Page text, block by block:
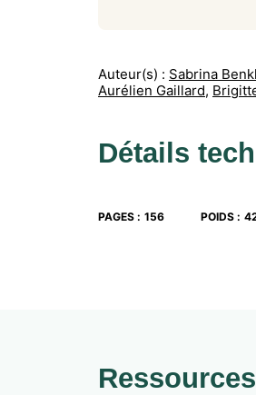
Auteur(s) : Sabrina
Aurélien Gaillard,
Détails
PAGES : 156 POIDS :
Ressources